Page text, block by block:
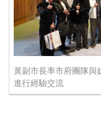
黃副市長率市府團隊與
進行經驗交流